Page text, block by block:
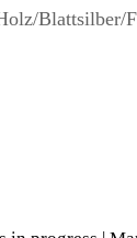
Blattsilber/